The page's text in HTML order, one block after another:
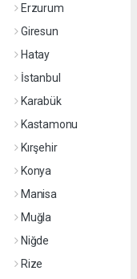
Erzurum
Giresun
Hatay
İstanbul
Karabük
Kastamonu
Kırşehir
Konya
Manisa
Muğla
Niğde
Rize